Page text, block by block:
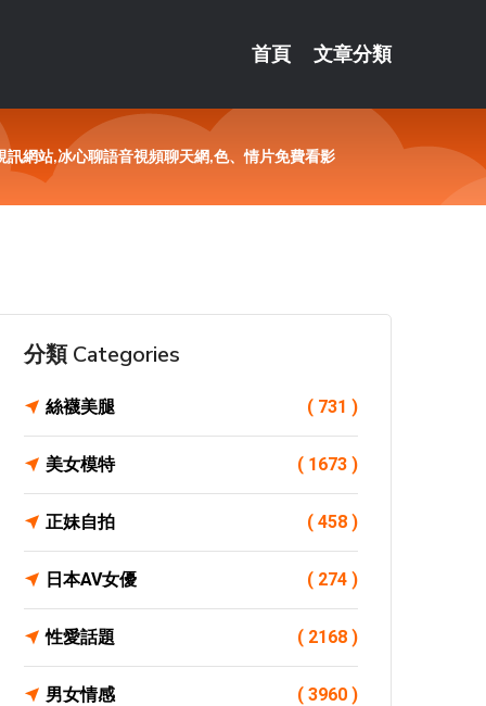
首頁 文章分類
網站,冰心聊語音視頻聊天網,色、情片免費看影
分類 Categories
絲襪美腿 ( 731 )
美女模特 ( 1673 )
正妹自拍 ( 458 )
日本AV女優 ( 274 )
性愛話題 ( 2168 )
男女情感 ( 3960 )